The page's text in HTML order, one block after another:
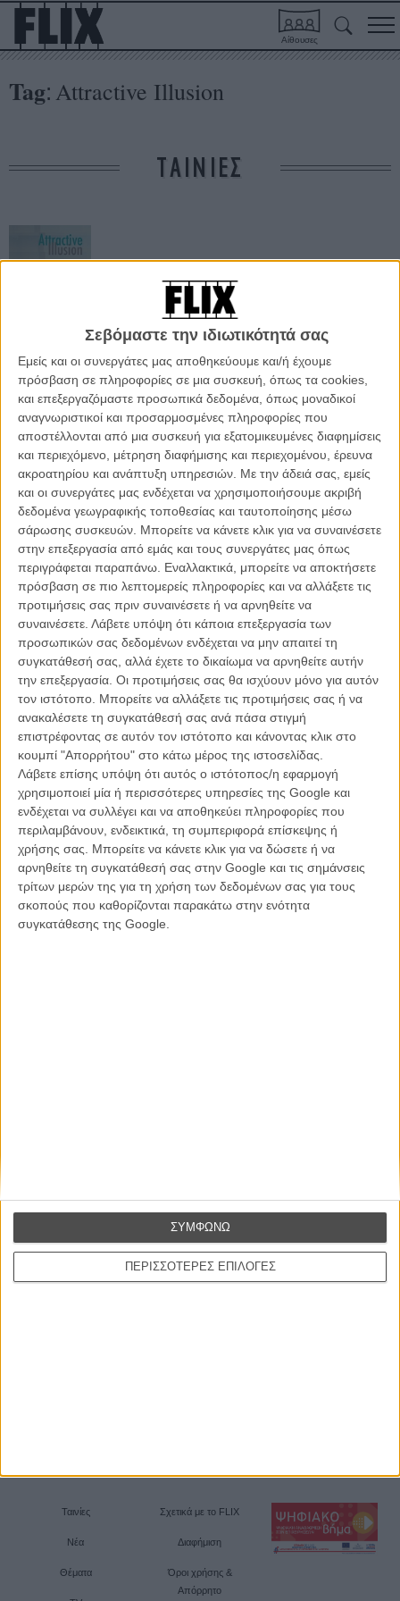
Σεβόμαστε την ιδιωτικότητά σας
Εμείς και οι συνεργάτες μας αποθηκεύουμε και/ή έχουμε
πρόσβαση σε πληροφορίες σε μια συσκευή, όπως τα cookies,
και επεξεργαζόμαστε προσωπικά δεδομένα, όπως μοναδικοί
αναγνωριστικοί και προσαρμοσμένες πληροφορίες που
αποστέλλονται από μια συσκευή για εξατομικευμένες διαφημίσεις
και περιεχόμενο, μέτρηση διαφήμισης και περιεχομένου, έρευνα
ακροατηρίου και ανάπτυξη υπηρεσιών. Με την άδειά σας, εμείς
και οι συνεργάτες μας ενδέχεται να χρησιμοποιήσουμε ακριβή
δεδομένα γεωγραφικής τοποθεσίας και ταυτοποίησης μέσω
σάρωσης συσκευών. Μπορείτε να κάνετε κλικ για να συναινέσετε
στην επεξεργασία από εμάς και τους συνεργάτες μας όπως
περιγράφεται παραπάνω. Εναλλακτικά, μπορείτε να αποκτήσετε
πρόσβαση σε πιο λεπτομερείς πληροφορίες και να αλλάξετε τις
προτιμήσεις σας πριν συναινέσετε ή να αρνηθείτε να
συναινέσετε. Λάβετε υπόψη ότι κάποια επεξεργασία των
προσωπικών σας δεδομένων ενδέχεται να μην απαιτεί τη
συγκατάθεσή σας, αλλά έχετε το δικαίωμα να αρνηθείτε αυτήν
την επεξεργασία. Οι προτιμήσεις σας θα ισχύουν μόνο για αυτόν
τον ιστότοπο. Μπορείτε να αλλάξετε τις προτιμήσεις σας ή να
ανακαλέσετε τη συγκατάθεσή σας ανά πάσα στιγμή
επιστρέφοντας σε αυτόν τον ιστότοπο και κάνοντας κλικ στο
κουμπί "Απορρήτου" στο κάτω μέρος της ιστοσελίδας.
Λάβετε επίσης υπόψη ότι αυτός ο ιστότοπος/η εφαρμογή
χρησιμοποιεί μία ή περισσότερες υπηρεσίες της Google και
ενδέχεται να συλλέγει και να αποθηκεύει πληροφορίες που
περιλαμβάνουν, ενδεικτικά, τη συμπεριφορά επίσκεψης ή
χρήσης σας. Μπορείτε να κάνετε κλικ για να δώσετε ή να
αρνηθείτε τη συγκατάθεσή σας στην Google και τις σημάνσεις
τρίτων μερών της για τη χρήση των δεδομένων σας για τους
σκοπούς που καθορίζονται παρακάτω στην ενότητα
συγκατάθεσης της Google.
ΠΕΡΙΣΣΟΤΕΡΕΣ ΕΠΙΛΟΓΕΣ
ΣΥΜΦΩΝΩ
Αίθουσες
Tag: Attractive Illusion
ΤΑΙΝΙΕΣ
Illusion
ΑΡΘΡΑ
Νύχτες Πρεμιέρας Cosmote: «Attractive Illusion» του
Πέτρου Σεβαστίκογλου
ΝΕΑ /23 ΣΕΠ 2012/ Γιώργος Κρασσακόπουλος
Το ελληνικό σινεμά πάει... Κάιρο!
Ας μιλήσουμε για τους μετανάστες. Ανοιχτή συζήτηση
με τον Πέτρο Σεβαστίκογλου με αφορμή το «Attractive
Illusion»
ΝΕΑ /06 ΑΠΡ 2013 / Flix Team
Η επιτυχία είναι υπερτιμημένη. Δεν σε κάνει
καλύτερο, δεν σε πάει πουθενά η επιτυχία. Είναι
απλώς ένα ωραίο, ανεβαστικό, επιφανειακό
συναίσθημα.»
Ταινίες
Νέα
Θέματα
Σχετικά με το FLIX
Διαφήμιση
Όροι χρήσης &
Απόρρητο